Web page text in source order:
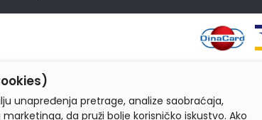
unapređenja pretrage, analize saobraćaja,
da pruži bolje korisničko iskustvo. Ako